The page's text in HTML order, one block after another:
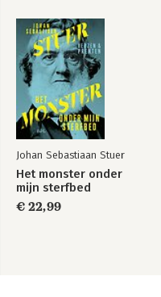
Johan Sebastiaan Stuer
Het monster onder
mijn sterfbed
€ 22,99